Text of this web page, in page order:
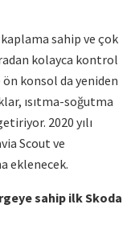
sahip ve çok
kolayca kontrol
konsol da yeniden
ısıtma-soğutma
2020 yılı
Scout ve
eklenecek.
sahip ilk Skoda